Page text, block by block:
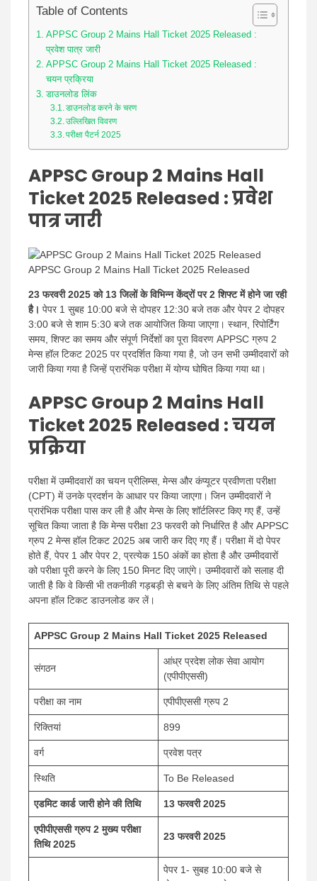
Table of Contents
APPSC Group 2 Mains Hall Ticket 2025 Released :
प्रवेश पात्र जारी
APPSC Group 2 Mains Hall Ticket 2025 Released :
चयन प्रक्रिया
डाउनलोड लिंक
डाउनलोड करने के चरण
उल्लिखित विवरण
परीक्षा पैटर्न 2025
APPSC Group 2 Mains Hall
Ticket 2025 Released : प्रवेश
पात्र जारी
APPSC Group 2 Mains Hall Ticket 2025 Released
23 फरवरी 2025 को 13 जिलों के विभिन्न केंद्रों पर 2 शिफ्ट में होने जा रही
है। पेपर 1 सुबह 10:00 बजे से दोपहर 12:30 बजे तक और पेपर 2 दोपहर
3:00 बजे से शाम 5:30 बजे तक आयोजित किया जाएगा। स्थान, रिपोर्टिंग
समय, शिफ्ट का समय और संपूर्ण निर्देशों का पूरा विवरण APPSC ग्रुप 2
मेन्स हॉल टिकट 2025 पर प्रदर्शित किया गया है, जो उन सभी उम्मीदवारों को
जारी किया गया है जिन्हें प्रारंभिक परीक्षा में योग्य घोषित किया गया था।
APPSC Group 2 Mains Hall
Ticket 2025 Released : चयन
प्रक्रिया
परीक्षा में उम्मीदवारों का चयन प्रीलिम्स, मेन्स और कंप्यूटर प्रवीणता परीक्षा
(CPT) में उनके प्रदर्शन के आधार पर किया जाएगा। जिन उम्मीदवारों ने
प्रारंभिक परीक्षा पास कर ली है और मेन्स के लिए शॉर्टलिस्ट किए गए हैं, उन्हें
सूचित किया जाता है कि मेन्स परीक्षा 23 फरवरी को निर्धारित है और APPSC
ग्रुप 2 मेन्स हॉल टिकट 2025 अब जारी कर दिए गए हैं। परीक्षा में दो पेपर
होते हैं, पेपर 1 और पेपर 2, प्रत्येक 150 अंकों का होता है और उम्मीदवारों
को परीक्षा पूरी करने के लिए 150 मिनट दिए जाएंगे। उम्मीदवारों को सलाह दी
जाती है कि वे किसी भी तकनीकी गड़बड़ी से बचने के लिए अंतिम तिथि से पहले
अपना हॉल टिकट डाउनलोड कर लें।
APPSC Group 2 Mains Hall Ticket 2025 Released
संगठन
आंध्र प्रदेश लोक सेवा आयोग
(एपीपीएससी)
परीक्षा का नाम एपीपीएससी ग्रुप 2
रिक्तियां 899
वर्ग प्रवेश पत्र
स्थिति To Be Released
एडमिट कार्ड जारी होने की तिथि 13 फरवरी 2025
एपीपीएससी ग्रुप 2 मुख्य परीक्षा
तिथि 2025
23 फरवरी 2025
पेपर 1- सुबह 10:00 बजे से